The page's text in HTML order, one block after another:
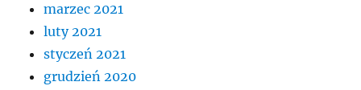
marzec 2021
luty 2021
styczeń 2021
grudzień 2020